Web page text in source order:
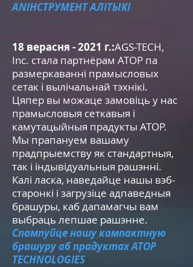
ANІНСТРУМЕНТ АЛІТЫКІ
18 верасня - 2021 г.:AGS-TECH,
Inc. стала партнёрам ATOP па
размеркаванні прамысловых
сетак і вылічальнай тэхнікі.
Цяпер вы можаце замовіць у нас
прамысловыя сеткавыя і
камутацыйныя прадукты ATOP.
Мы прапануем вашаму
прадпрыемству як стандартныя,
так і індывідуальныя рашэнні.
Калі ласка, наведайце нашы вэб-
старонкі і загрузіце адпаведныя
брашуры, каб дапамагчы вам
выбраць лепшае рашэнне.
Спампуйце нашу кампактную
брашуру аб прадуктах ATOP
TECHNOLOGIES